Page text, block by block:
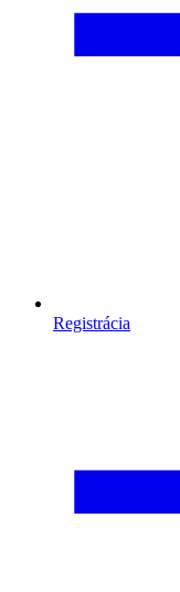
Registrácia